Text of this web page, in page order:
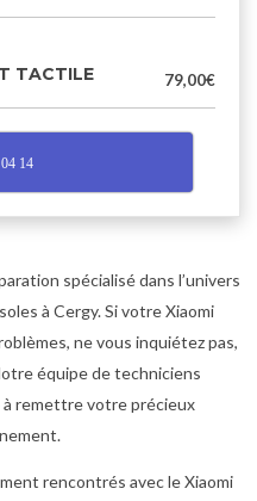
TACTILE
79,00€
14
spécialisé dans l’univers
à Cergy. Si votre Xiaomi
ne vous inquiétez pas,
équipe de techniciens
remettre votre précieux
rencontrés avec le Xiaomi